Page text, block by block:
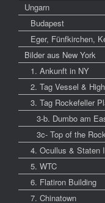
Ungarn
Budapest
Eger, Fünfkirchen,
Bilder aus New York
1. Ankunft in NY
2. Tag Vessel &
3. Tag Rockefeller
3-b. Dumbo am
3c- Top of the Rock
4. Ocullus & Staten
5. WTC
6. Flatiron Building
7. Chinatown